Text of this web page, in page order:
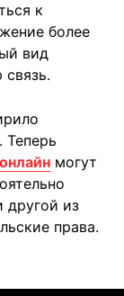
к
более
вид
Теперь
могут
другой из
права.